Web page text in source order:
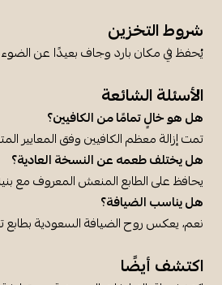
شروط التخزين
يُحفظ في مكان بارد وجاف بعيدًا عن الضوء
الأسئلة الشائعة
هل هو خالٍ تمامًا من الكافيين؟
تمت إزالة معظم الكافيين وفق المعايير
هل يختلف طعمه عن النسخة العادية؟
يحافظ على الطابع المنعش المعروف مع
هل يناسب الضيافة؟
نعم، يعكس روح الضيافة السعودية بطابع
اكتشف أيضًا